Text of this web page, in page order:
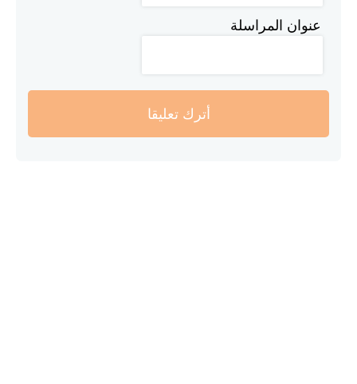
عنوان المراسلة
أترك تعليقا